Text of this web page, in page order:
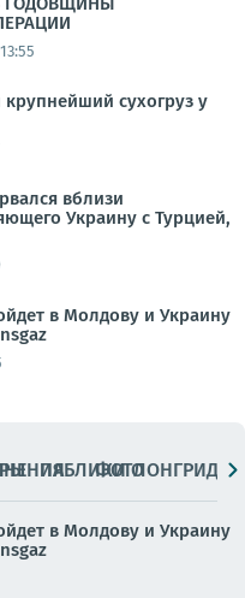
сухогруз у
вблизи
Украину с Турцией,
в Молдову и Украину
ПАБЛИКИ
ФОТОЛОНГРИДЫ
в Молдову и Украину